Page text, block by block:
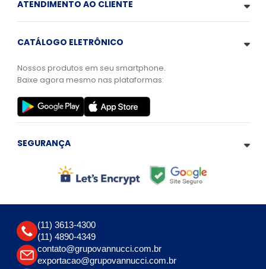
ATENDIMENTO AO CLIENTE
CATÁLOGO ELETRÔNICO
Nossos produtos em seu smartphone.
Baixe agora mesmo nas plataformas:
SEGURANÇA
(11) 3613-4300
(11) 4890-4349
contato@grupovannucci.com.br
exportacao@grupovannucci.com.br